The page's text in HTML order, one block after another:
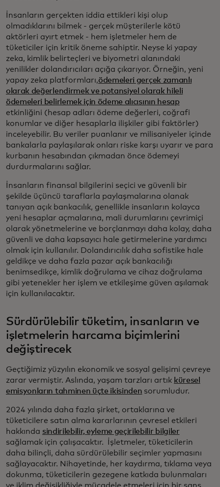
İnsanların gerçekten iddia ettikleri kişi olup
olmadıklarını bilmek - gerçek müşterilerle kötü
aktörleri ayırt etmek - hem işletmeler hem de
tüketiciler için kritik öneme sahiptir. Neyse ki yapay
zeka, kimlik belirteçleri ve biyometri alanındaki
yenilikler dolandırıcıları açığa çıkarıyor. Örneğin, yeni
yapay zeka platformları,ödemeleri gerçek zamanlı
olarak değerlendirmek ve potansiyel olarak hileli
ödemeleri belirlemek için ödeme alıcısının hesap
etkinliğini (hesap adları ödeme değerleri, coğrafi
konumlar ve diğer hesaplarla ilişkiler gibi faktörler)
inceleyebilir. Bu veriler puanlanır ve milisaniyeler içinde
bankalarla paylaşılarak onları riske karşı uyarır ve para
kurbanın hesabından çıkmadan önce ödemeyi
durdurmalarını sağlar.
İnsanların finansal bilgilerini seçici ve güvenli bir
şekilde üçüncü taraflarla paylaşmalarına olanak
tanıyan açık bankacılık, genellikle insanların kolayca
yeni hesaplar açmalarına, mali durumlarını çevrimiçi
olarak yönetmelerine ve borçlanmayı daha kolay, daha
güvenli ve daha kapsayıcı hale getirmelerine yardımcı
olmak için kullanılır. Dolandırıcılık daha sofistike hale
geldikçe ve daha fazla pazar açık bankacılığı
benimsedikçe, kimlik doğrulama ve cihaz doğrulama
gibi yetenekler her işlem ve etkileşime güven aşılamak
için kullanılacaktır.
Sürdürülebilir tüketim, insanların ve
işletmelerin harcama biçimlerini
değiştirecek
Geçtiğimiz yüzyılın ekonomik ve sosyal gelişimi çevreye
zarar vermiştir. Aslında, yaşam tarzları artık küresel
emisyonların tahminen üçte ikisinden sorumludur.
2024 yılında daha fazla şirket, ortaklarına ve
tüketicilere satın alma kararlarının çevresel etkileri
hakkında sindirilebilir, eyleme geçirilebilir bilgiler
sağlamak için çalışacaktır. İşletmeler, tüketicilerin
daha bilinçli, daha sürdürülebilir seçimler yapmasını
sağlayacaktır. Nihayetinde, her kaydırma, tıklama veya
dokunma, tüketicilerin gezegene katkıda bulunmaları
ve iklim değişikliğiyle mücadele etmeleri için bir şans